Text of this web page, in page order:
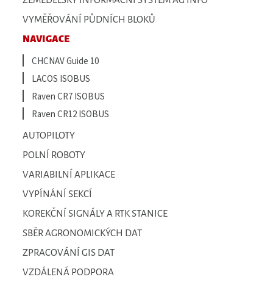
VYMĚŘOVÁNÍ PŮDNÍCH BLOKŮ
NAVIGACE
CHCNAV Guide 10
LACOS ISOBUS
Raven CR7 ISOBUS
Raven CR12 ISOBUS
AUTOPILOTY
POLNÍ ROBOTY
VARIABILNÍ APLIKACE
VYPÍNÁNÍ SEKCÍ
KOREKČNÍ SIGNÁLY A RTK STANICE
SBĚR AGRONOMICKÝCH DAT
ZPRACOVÁNÍ GIS DAT
VZDÁLENÁ PODPORA